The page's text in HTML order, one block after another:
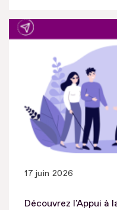
17 juin 2026
Découvrez l'Appui à